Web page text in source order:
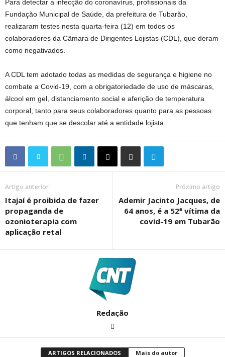
Para detectar a infecção do coronavírus, profissionais da
Fundação Municipal de Saúde, da prefeitura de Tubarão,
realizaram testes nesta quarta-feira (12) em todos os
colaboradores da Câmara de Dirigentes Lojistas (CDL), que deram
como negativados.
A CDL tem adotado todas as medidas de segurança e higiene no
combate a Covid-19, com a obrigatoriedade de uso de máscaras,
álcool em gel, distanciamento social e aferição de temperatura
corporal, tanto para seus colaboradores quanto para as pessoas
que tenham que se descolar até a entidade lojista.
Artigo anterior
Itajaí é proibida de fazer
propaganda de
ozonioterapia com
aplicação retal
Próximo artigo
Ademir Jacinto Jacques, de
64 anos, é a 52ª vítima da
covid-19 em Tubarão
Redação
ARTIGOS RELACIONADOS Mais do autor